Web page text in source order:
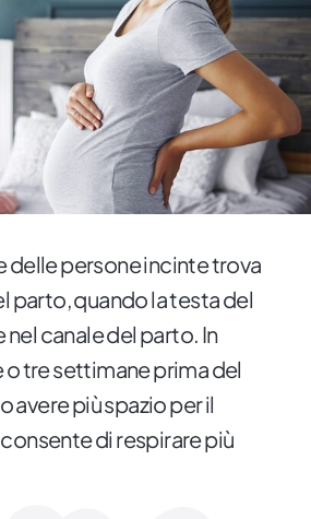
delle persone incinte trova
parto, quando la testa del
canale del parto. In
tre settimane prima del
avere più spazio per il
di respirare più